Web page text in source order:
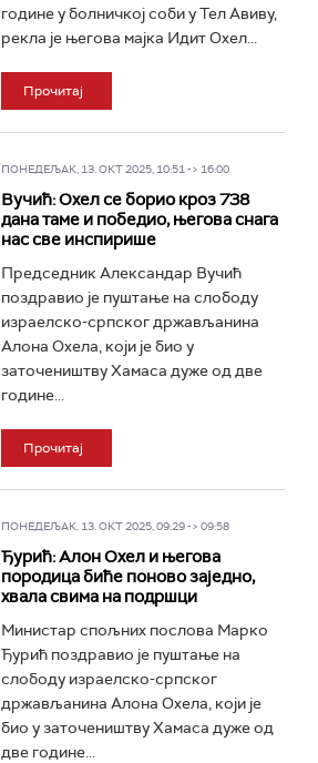
године у болничкој соби у Тел Авиву,
рекла је његова мајка Идит Охел...
Прочитај
ПОНЕДЕЉАК, 13. ОКТ 2025, 10:51 -> 16:00
Вучић: Охел се борио кроз 738
дана таме и победио, његова снага
нас све инспирише
Председник Александар Вучић
поздравио је пуштање на слободу
израелско-српског држављанина
Алона Охела, који је био у
заточеништву Хамаса дуже од две
године...
Прочитај
ПОНЕДЕЉАК, 13. ОКТ 2025, 09:29 -> 09:58
Ђурић: Алон Охел и његова
породица биће поново заједно,
хвала свима на подршци
Министар спољних послова Марко
Ђурић поздравио је пуштање на
слободу израелско-српског
држављанина Алона Охела, који је
био у заточеништву Хамаса дуже од
две године...